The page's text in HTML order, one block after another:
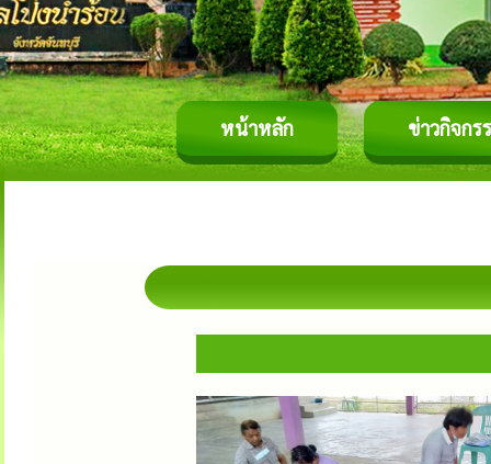
หน้าหลัก ข่าวกิจกร